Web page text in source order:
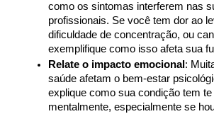
como os sintomas interferem nas
profissionais. Se você tem dor ao
dificuldade de concentração, ou
exemplifique como isso afeta sua
Relate o impacto emocional :
saúde afetam o bem-estar
explique como sua condição tem te
mentalmente, especialmente se